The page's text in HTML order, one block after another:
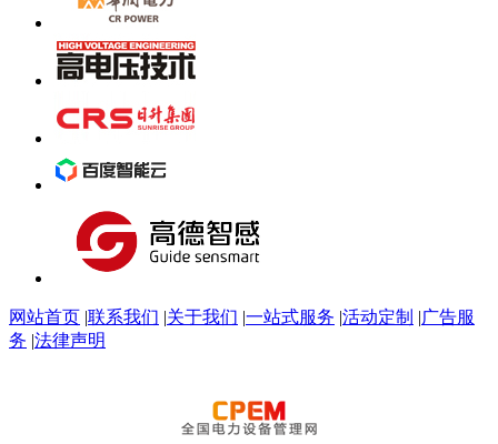
网站首页 |联系我们 |关于我们 |一站式服务 |活动定制 |广告服
务 |法律声明